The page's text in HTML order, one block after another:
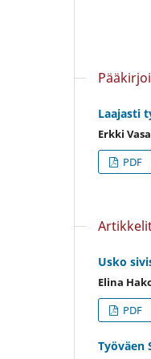
Laajasti
Erkki
PDF
Usko
Elina
PDF
Työväen